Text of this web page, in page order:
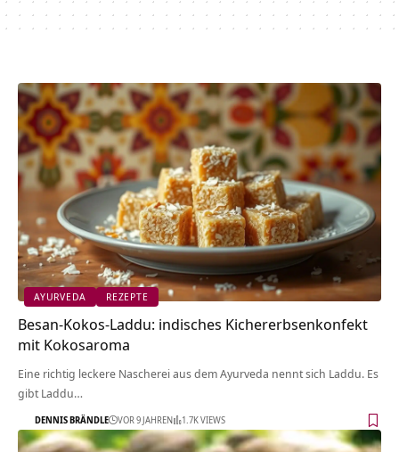
AYURVEDA REZEPTE
Besan-Kokos-Laddu: indisches Kichererbsenkonfekt
mit Kokosaroma
Eine richtig leckere Nascherei aus dem Ayurveda nennt sich Laddu. Es
gibt Laddu…
DENNIS BRÄNDLE VOR 9 JAHREN 1.7K VIEWS